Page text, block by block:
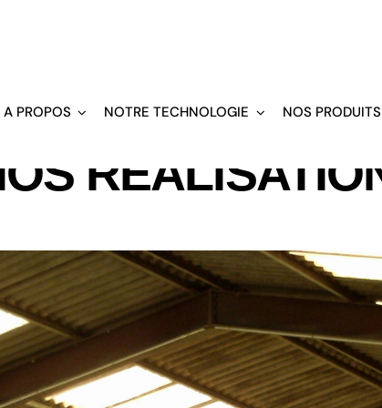
A PROPOS NOTRE TECHNOLOGIE NOS PRODUITS